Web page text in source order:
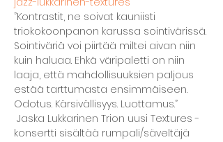
”Kontrastit, ne soivat kauniisti
triokokoonpanon karussa sointivärissä.
Sointiväriä voi piirtää miltei aivan niin
kuin haluaa. Ehkä väripaletti on niin
laaja, että mahdollisuuksien paljous
estää tarttumasta ensimmäiseen.
Odotus. Kärsivällisyys. Luottamus.”
Jaska Lukkarinen Trion uusi Textures -
konsertti sisältää rumpali/säveltäjä